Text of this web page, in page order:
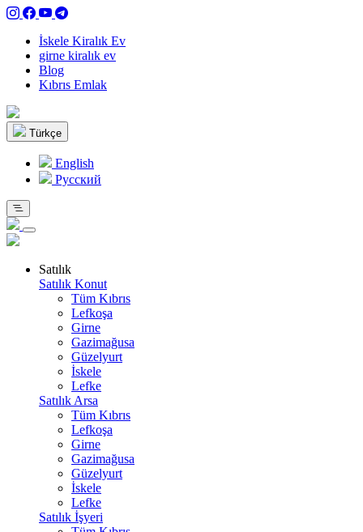
İskele Kiralık Ev
girne kiralık ev
Blog
Kıbrıs Emlak
Türkçe
English
Pусский
Satılık
Satılık Konut
Tüm Kıbrıs
Lefkoşa
Girne
Gazimağusa
Güzelyurt
İskele
Lefke
Satılık Arsa
Tüm Kıbrıs
Lefkoşa
Girne
Gazimağusa
Güzelyurt
İskele
Lefke
Satılık İşyeri